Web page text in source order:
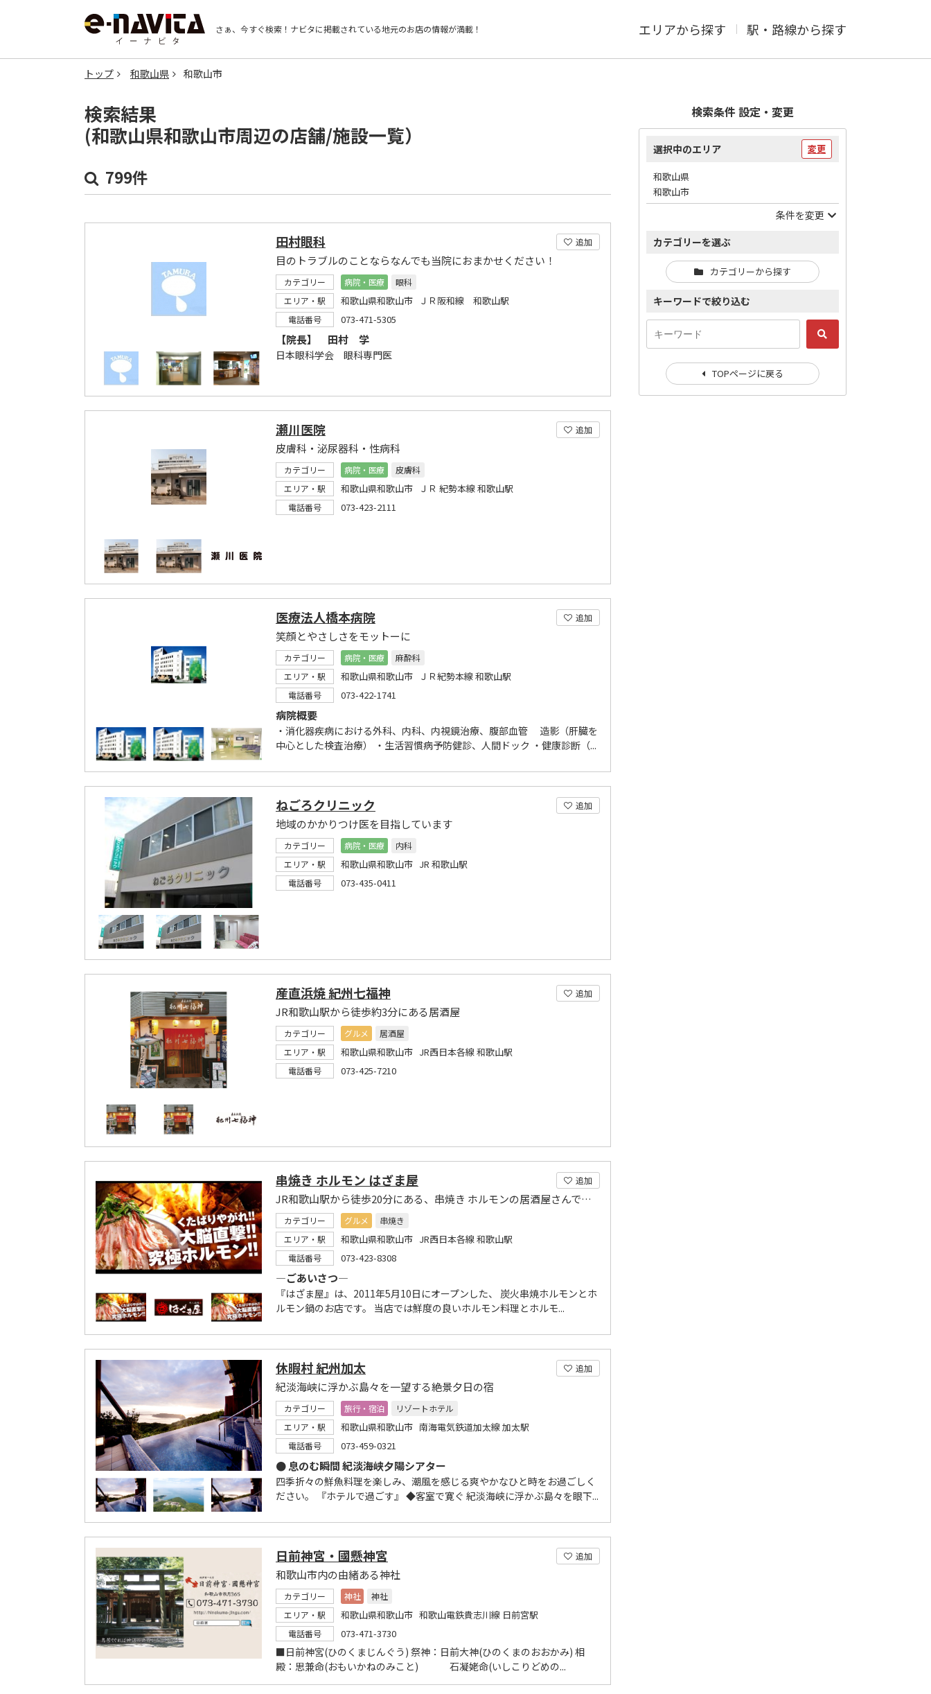
さぁ、今すぐ検索！ ナビタに掲載されている地元のお店の情報が満載！ エリアから探す 駅・路線から探す
トップ 和歌山県 和歌山市
検索結果
(和歌山県和歌山市周辺の店舗/施設一覧）
799件
追加
田村眼科
目のトラブルのことならなんでも当院におまかせください！
カテゴリー 病院・医療
眼科
エリア・駅
和歌山県和歌山市 ＪＲ阪和線 和歌山駅
電話番号 073-471-5305
【院長】 田村 学
日本眼科学会 眼科専門医
追加
瀬川医院
皮膚科・泌尿器科・性病科
カテゴリー 病院・医療
皮膚科
エリア・駅
和歌山県和歌山市 ＪＲ 紀勢本線 和歌山駅
電話番号 073-423-2111
追加
医療法人橋本病院
笑顔とやさしさをモットーに
カテゴリー 病院・医療
麻酔科
エリア・駅
和歌山県和歌山市 ＪＲ紀勢本線 和歌山駅
電話番号 073-422-1741
病院概要
・消化器疾病における外科、内科、内視鏡治療、腹部血管 造影（肝臓を
中心とした検査治療） ・生活習慣病予防健診、人間ドック ・健康診断（...
追加
ねごろクリニック
地域のかかりつけ医を目指しています
カテゴリー 病院・医療
内科
エリア・駅
和歌山県和歌山市 JR 和歌山駅
電話番号 073-435-0411
追加
産直浜焼 紀州七福神
JR和歌山駅から徒歩約3分にある居酒屋
カテゴリー グルメ
居酒屋
エリア・駅
和歌山県和歌山市 JR西日本各線 和歌山駅
電話番号 073-425-7210
追加
串焼き ホルモン はざま屋
JR和歌山駅から徒歩20分にある、串焼き ホルモンの居酒屋さんです。
カテゴリー グルメ
串焼き
エリア・駅
和歌山県和歌山市 JR西日本各線 和歌山駅
電話番号 073-423-8308
―ごあいさつ―
『はざま屋』は、2011年5月10日にオープンした、 炭火串焼ホルモンとホ
ルモン鍋のお店です。 当店では鮮度の良いホルモン料理とホルモ...
追加
休暇村 紀州加太
紀淡海峡に浮かぶ島々を一望する絶景夕日の宿
カテゴリー 旅行・宿泊
リゾートホテル
エリア・駅
和歌山県和歌山市 南海電気鉄道加太線 加太駅
電話番号 073-459-0321
● 息のむ瞬間 紀淡海峡夕陽シアター
四季折々の鮮魚料理を楽しみ、潮風を感じる爽やかなひと時をお過ごしく
ださい。 『ホテルで過ごす』 ◆客室で寛ぐ 紀淡海峡に浮かぶ島々を眼下...
追加
日前神宮・國懸神宮
和歌山市内の由緒ある神社
カテゴリー 神社
神社
エリア・駅
和歌山県和歌山市 和歌山電鉄貴志川線 日前宮駅
電話番号 073-471-3730
■日前神宮(ひのくまじんぐう) 祭神：日前大神(ひのくまのおおかみ) 相
殿：思兼命(おもいかねのみこと) 石凝姥命(いしこりどめの...
検索条件 設定・変更
選択中のエリア 変更
和歌山県
和歌山市
条件を変更
カテゴリーを選ぶ
カテゴリーから探す
キーワードで絞り込む
TOPページに戻る